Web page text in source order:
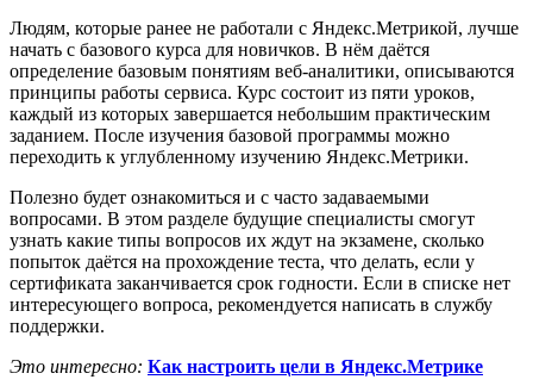
Людям, которые ранее не работали с Яндекс.Метрикой, лучше
начать с базового курса для новичков. В нём даётся
определение базовым понятиям веб-аналитики, описываются
принципы работы сервиса. Курс состоит из пяти уроков,
каждый из которых завершается небольшим практическим
заданием. После изучения базовой программы можно
переходить к углубленному изучению Яндекс.Метрики.
Полезно будет ознакомиться и с часто задаваемыми
вопросами. В этом разделе будущие специалисты смогут
узнать какие типы вопросов их ждут на экзамене, сколько
попыток даётся на прохождение теста, что делать, если у
сертификата заканчивается срок годности. Если в списке нет
интересующего вопроса, рекомендуется написать в службу
поддержки.
Это интересно: Как настроить цели в Яндекс.Метрике